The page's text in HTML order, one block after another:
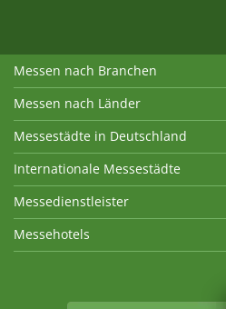
Messen nach Branchen
Messen nach Länder
Messestädte in Deutschland
Internationale Messestädte
Messedienstleister
Messehotels